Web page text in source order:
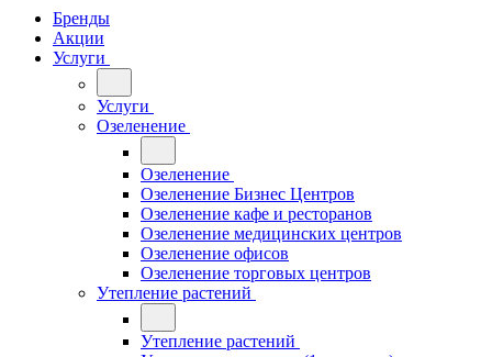
Бренды
Акции
Услуги
Услуги
Озеленение
Озеленение
Озеленение Бизнес Центров
Озеленение кафе и ресторанов
Озеленение медицинских центров
Озеленение офисов
Озеленение торговых центров
Утепление растений
Утепление растений